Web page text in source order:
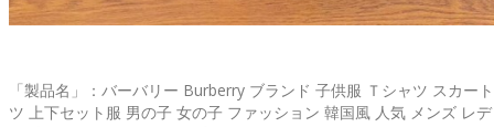
「製品名」：バーバリー Burberry ブランド 子供服 Ｔシャツ スカー
ツ 上下セット服 男の子 女の子 ファッション 韓国風 人気 メンズ レ